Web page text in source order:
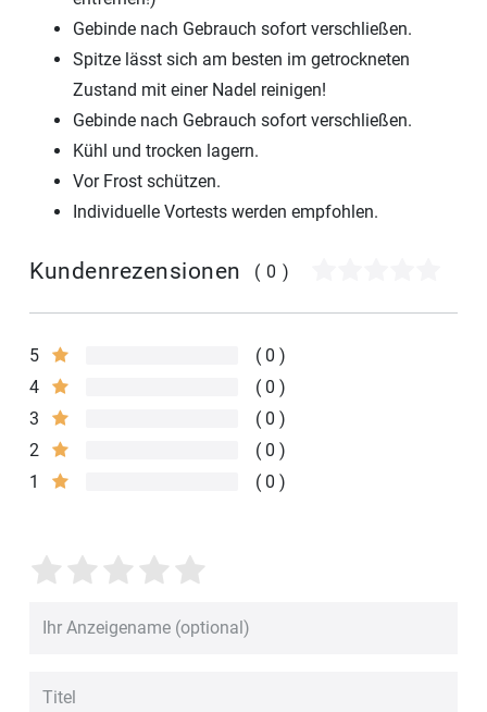
Gebinde nach Gebrauch sofort verschließen.
Spitze lässt sich am besten im getrockneten
Zustand mit einer Nadel reinigen!
Gebinde nach Gebrauch sofort verschließen.
Kühl und trocken lagern.
Vor Frost schützen.
Individuelle Vortests werden empfohlen.
Kundenrezensionen (0)
5
0
4
0
3
0
2
0
1
0